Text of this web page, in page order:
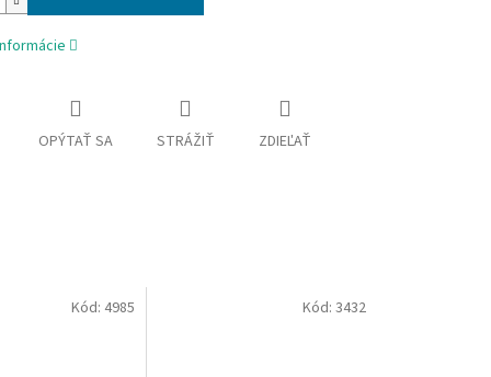
OPÝTAŤ SA STRÁŽIŤ ZDIEĽAŤ
Kód: 4985 Kód: 3432